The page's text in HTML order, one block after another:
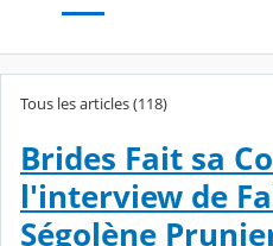
Tous les articles (118)
Brides Fait sa
l'interview de
Ségolène